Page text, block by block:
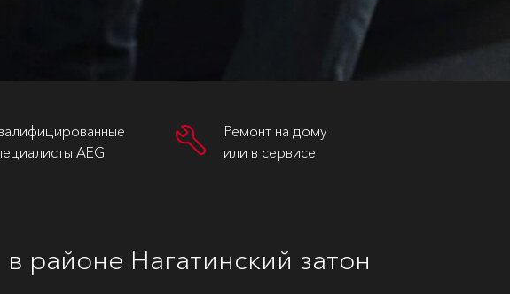
AEG
Ремонт на дому
или в сервисе
районе Нагатинский затон